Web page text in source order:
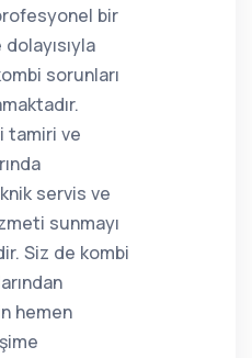
bir
sorunları
tamiri ve
servis ve
sunmayı
Siz de kombi
hemen